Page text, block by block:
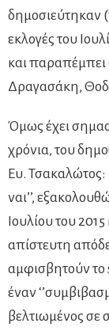
δημοσιεύτηκαν
εκλογές του
και παραπέμπει
Δραγασάκη,
Όμως έχει
χρόνια, του
Ευ. Τσακαλώτος:
ναι’’,
Ιουλίου του
απίστευτη
αμφισβητούν το
έναν
βελτιωμένος σε